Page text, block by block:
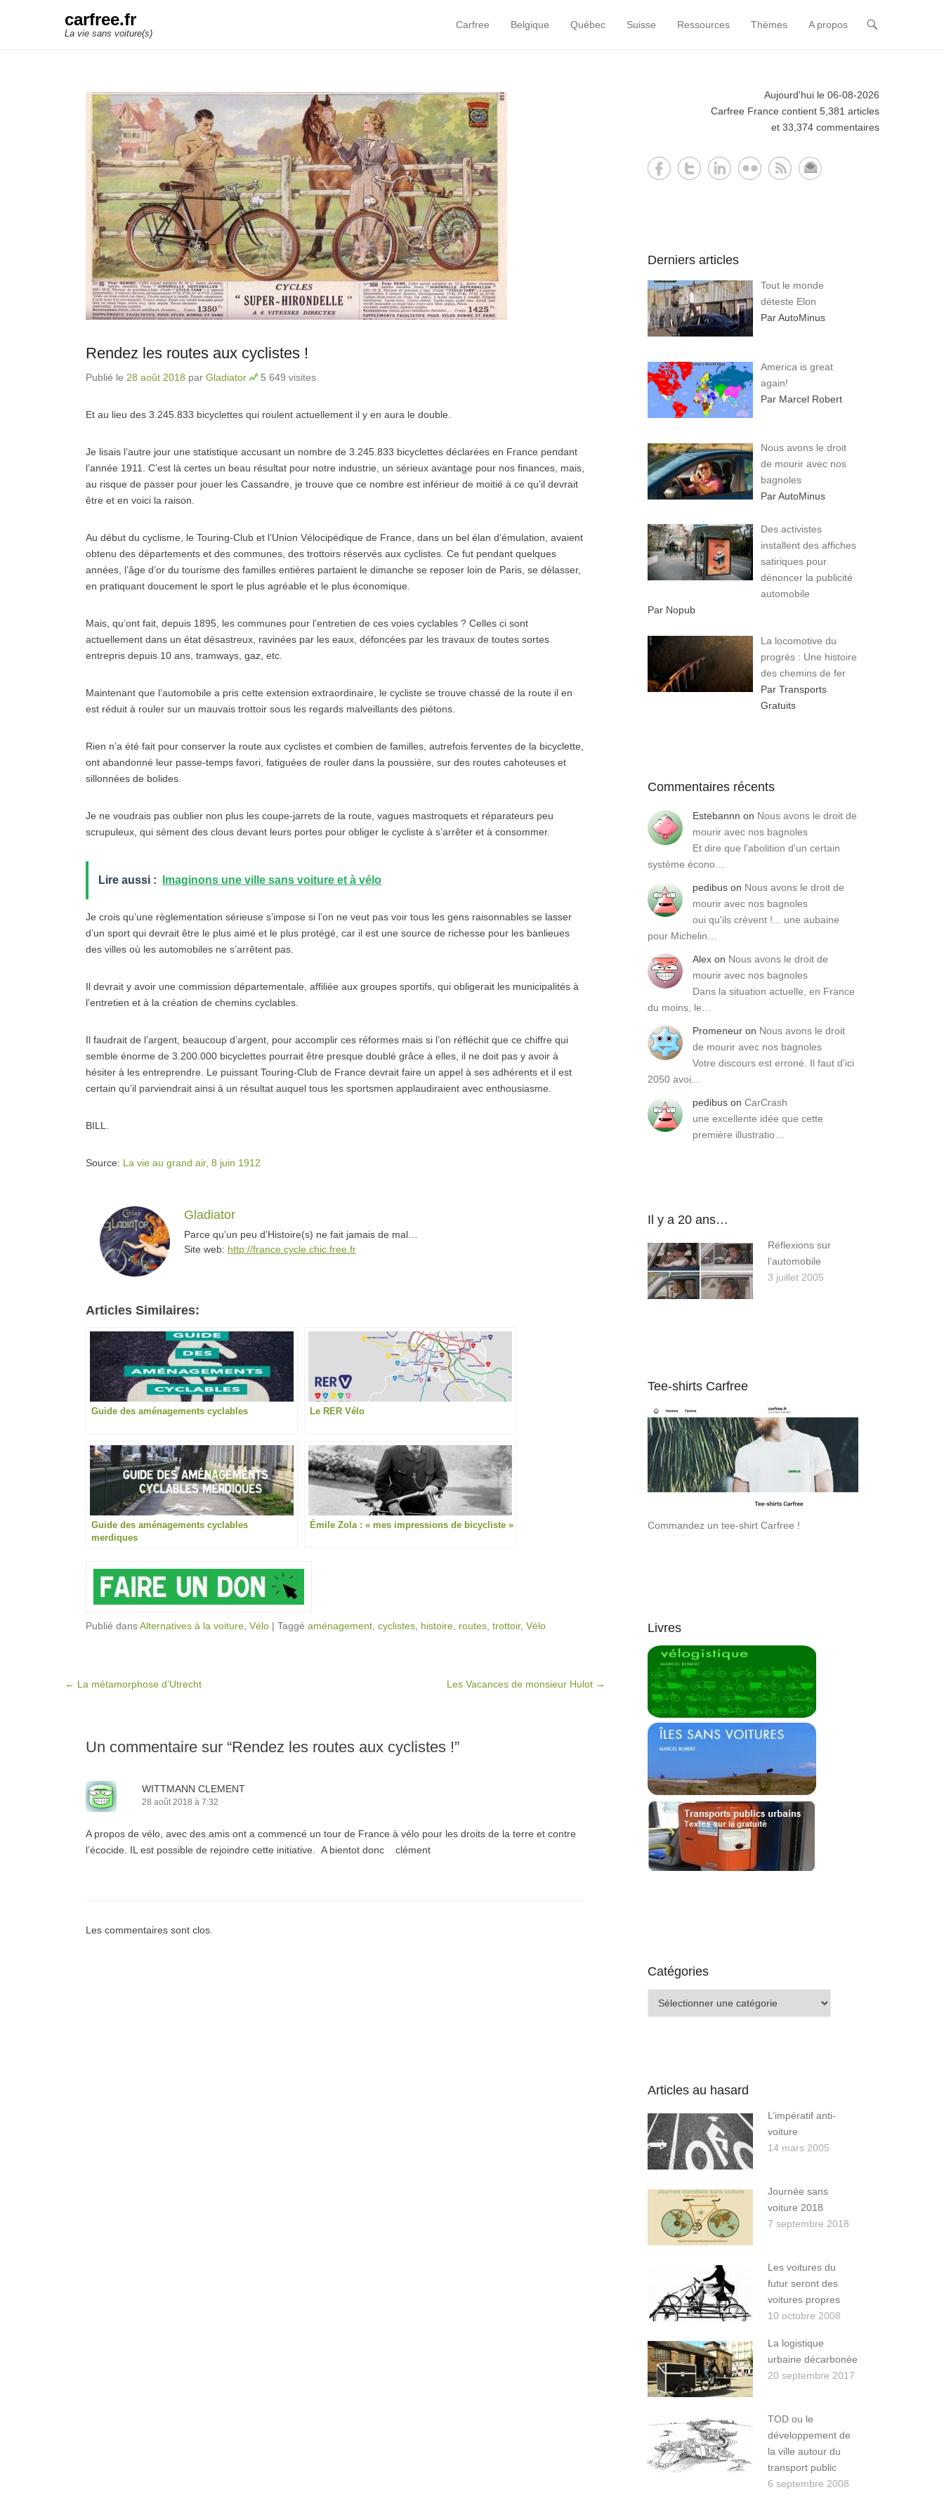
carfree.fr
La vie sans voiture(s)
Primary Menu
Skip to content
Carfree Belgique Québec Suisse Ressources Thèmes A propos
Rendez les routes aux cyclistes !
Publié le 28 août 2018 par Gladiator 5 649 visites
Et au lieu des 3.245.833 bicyclettes qui roulent actuellement il y en aura le double.
Je lisais l’autre jour une statistique accusant un nombre de 3.245.833 bicyclettes déclarées en France pendant
l’année 1911. C’est là certes un beau résultat pour notre industrie, un sérieux avantage pour nos finances, mais,
au risque de passer pour jouer les Cassandre, je trouve que ce nombre est inférieur de moitié à ce qu’il devrait
être et en voici la raison.
Au début du cyclisme, le Touring-Club et l’Union Vélocipédique de France, dans un bel élan d’émulation, avaient
obtenu des départements et des communes, des trottoirs réservés aux cyclistes. Ce fut pendant quelques
années, l’âge d’or du tourisme des familles entières partaient le dimanche se reposer loin de Paris, se délasser,
en pratiquant doucement le sport le plus agréable et le plus économique.
Mais, qu’ont fait, depuis 1895, les communes pour l’entretien de ces voies cyclables ? Celles ci sont
actuellement dans un état désastreux, ravinées par les eaux, défoncées par les travaux de toutes sortes
entrepris depuis 10 ans, tramways, gaz, etc.
Maintenant que l’automobile a pris cette extension extraordinaire, le cycliste se trouve chassé de la route il en
est réduit à rouler sur un mauvais trottoir sous les regards malveillants des piétons.
Rien n’a été fait pour conserver la route aux cyclistes et combien de familles, autrefois ferventes de la bicyclette,
ont abandonné leur passe-temps favori, fatiguées de rouler dans la poussière, sur des routes cahoteuses et
sillonnées de bolides.
Je ne voudrais pas oublier non plus les coupe-jarrets de la route, vagues mastroquets et réparateurs peu
scrupuleux, qui sèment des clous devant leurs portes pour obliger le cycliste à s’arrêter et à consommer.
Lire aussi : Imaginons une ville sans voiture et à vélo
Je crois qu’une règlementation sérieuse s’impose si l’on ne veut pas voir tous les gens raisonnables se lasser
d’un sport qui devrait être le plus aimé et le plus protégé, car il est une source de richesse pour les banlieues
des villes où les automobiles ne s’arrêtent pas.
Il devrait y avoir une commission départementale, affiliée aux groupes sportifs, qui obligerait les municipalités à
l’entretien et à la création de chemins cyclables.
Il faudrait de l’argent, beaucoup d’argent, pour accomplir ces réformes mais si l’on réfléchit que ce chiffre qui
semble énorme de 3.200.000 bicyclettes pourrait être presque doublé grâce à elles, il ne doit pas y avoir à
hésiter à les entreprendre. Le puissant Touring-Club de France devrait faire un appel à ses adhérents et il est
certain qu’il parviendrait ainsi à un résultat auquel tous les sportsmen applaudiraient avec enthousiasme.
BILL.
Source: La vie au grand air, 8 juin 1912
Gladiator
Parce qu’un peu d’Histoire(s) ne fait jamais de mal…
Site web: http://france.cycle.chic.free.fr
Articles Similaires:
Guide des aménagements cyclables Le RER Vélo
Guide des aménagements cyclables
merdiques
Émile Zola : « mes impressions de bicycliste »
Publié dansAlternatives à la voiture Vélo | Taggé aménagement cyclistes histoire routes trottoir, Vélo
Post navigation
← La métamorphose d’Utrecht Les Vacances de monsieur Hulot →
Un commentaire sur “Rendez les routes aux cyclistes !”
WITTMANN CLEMENT
28 août 2018 à 7:32
A propos de vélo, avec des amis ont a commencé un tour de France à vélo pour les droits de la terre et contre
l’écocide. IL est possible de rejoindre cette initiative. A bientot donc clément
Les commentaires sont clos.
Aujourd'hui le 06-08-2026
Carfree France contient 5,381 articles
et 33,374 commentaires
Derniers articles
Tout le monde
déteste Elon
Par AutoMinus
America is great
again!
Par Marcel Robert
Nous avons le droit
de mourir avec nos
bagnoles
Par AutoMinus
Des activistes
installent des affiches
satiriques pour
dénoncer la publicité
automobile
Par Nopub
La locomotive du
progrès : Une histoire
des chemins de fer
Par Transports
Gratuits
Commentaires récents
Estebannn on Nous avons le droit de
mourir avec nos bagnoles
Et dire que l'abolition d'un certain
système écono…
pedibus on Nous avons le droit de
mourir avec nos bagnoles
oui qu'ils crèvent !... une aubaine
pour Michelin…
Alex on Nous avons le droit de
mourir avec nos bagnoles
Dans la situation actuelle, en France
du moins, le…
Promeneur on Nous avons le droit
de mourir avec nos bagnoles
Votre discours est erroné. Il faut d'ici
2050 avoi…
pedibus on CarCrash
une excellente idée que cette
première illustratio…
Il y a 20 ans…
Réflexions sur
l’automobile
3 juillet 2005
Tee-shirts Carfree
Commandez un tee-shirt Carfree !
Livres
Catégories
Articles au hasard
L’impératif anti-
voiture
14 mars 2005
Journée sans
voiture 2018
7 septembre 2018
Les voitures du
futur seront des
voitures propres
10 octobre 2008
La logistique
urbaine décarbonée
20 septembre 2017
TOD ou le
développement de
la ville autour du
transport public
6 septembre 2008